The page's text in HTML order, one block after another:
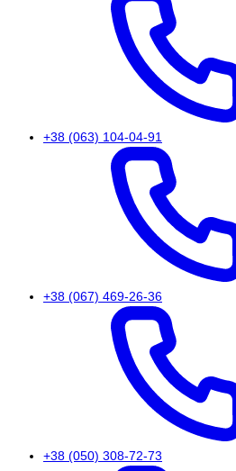
+38 (063) 104-04-91
+38 (067) 469-26-36
+38 (050) 308-72-73